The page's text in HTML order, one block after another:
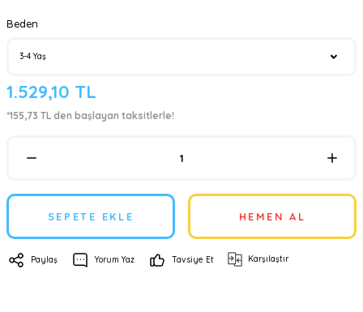
Beden
1.529,10 TL
*155,73 TL den başlayan taksitlerle!
SEPETE EKLE HEMEN AL
Paylaş Yorum Yaz Tavsiye Et Karşılaştır